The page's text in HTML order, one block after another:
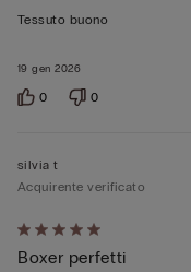
su
19 gen 2026
Tessuto buono
0 0
Valutato
5
silvia t
Acquirente verificato
Boxer perfetti